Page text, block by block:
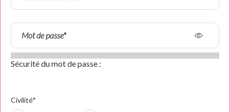
Sécurité du mot de passe :
Civilité*